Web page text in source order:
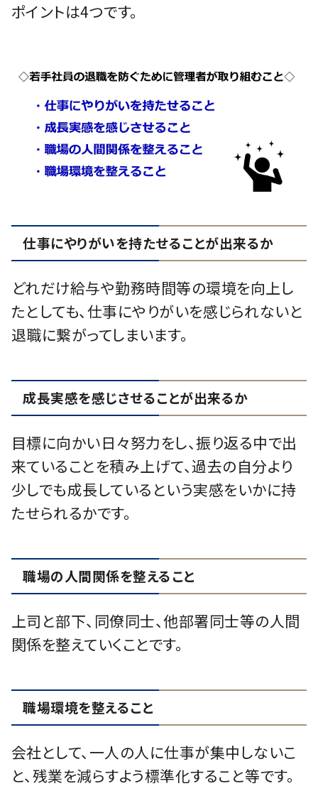
ポイントは4つです。
仕事にやりがいを持たせることが出来るか
どれだけ給与や勤務時間等の環境を向上し
たとしても、仕事にやりがいを感じられないと
退職に繋がってしまいます。
成長実感を感じさせることが出来るか
目標に向かい日々努力をし、振り返る中で出
来ていることを積み上げて、過去の自分より
少しでも成長しているという実感をいかに持
たせられるかです。
職場の人間関係を整えること
上司と部下、同僚同士、他部署同士等の人間
関係を整えていくことです。
職場環境を整えること
会社として、一人の人に仕事が集中しないこ
と、残業を減らすよう標準化すること等です。